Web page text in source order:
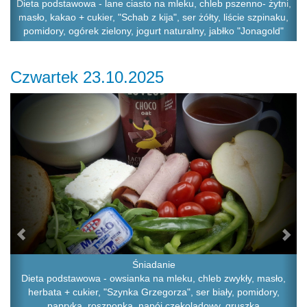
Dieta podstawowa - lane ciasto na mleku, chleb pszenno- żytni,
masło, kakao + cukier, "Schab z kija", ser żółty, liście szpinaku,
pomidory, ogórek zielony, jogurt naturalny, jabłko "Jonagold"
Czwartek 23.10.2025
Śniadanie
Dieta podstawowa - owsianka na mleku, chleb zwykły, masło,
herbata + cukier, "Szynka Grzegorza", ser biały, pomidory,